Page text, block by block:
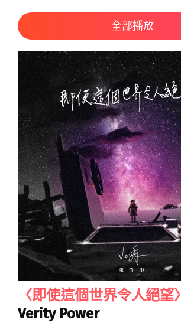
全部播放
〈即使這個世界令人絕望〉
Verity Power